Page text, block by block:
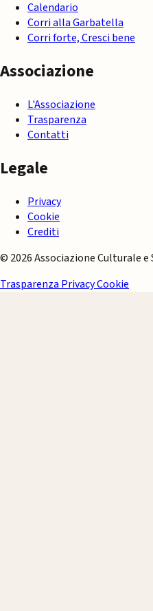
Calendario
Corri alla Garbatella
Corri forte, Cresci bene
Associazione
L'Associazione
Trasparenza
Contatti
Legale
Privacy
Cookie
Crediti
© 2026 Associazione Culturale
Trasparenza PrivacyCookie